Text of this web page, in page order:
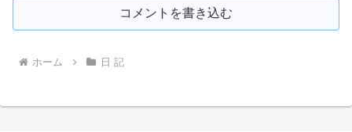
コメントを書き込む
ホーム 日 記